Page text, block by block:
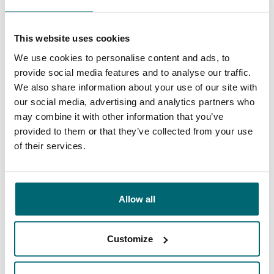
This website uses cookies
We use cookies to personalise content and ads, to
provide social media features and to analyse our traffic.
We also share information about your use of our site with
our social media, advertising and analytics partners who
may combine it with other information that you’ve
provided to them or that they’ve collected from your use
of their services.
Allow all
Customize
Diese Firmen sind Ihnen bereits
vorausgegangen!
1 2 3 4